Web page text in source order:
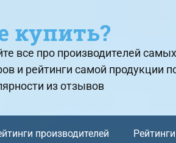
купить?
все про производителей
и рейтинги самой продукции
из отзывов
производителей